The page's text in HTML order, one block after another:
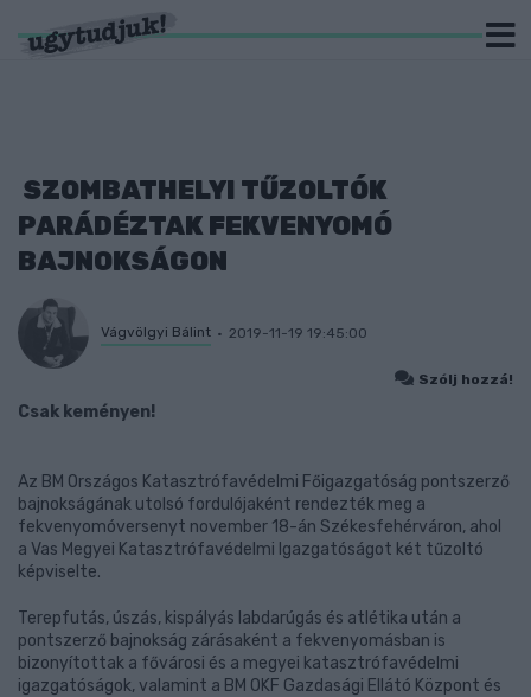
SZOMBATHELYI TŰZOLTÓK
PARÁDÉZTAK FEKVENYOMÓ
BAJNOKSÁGON
Vágvölgyi Bálint 2019-11-19 19:45:00
Szólj hozzá!
Csak keményen!
Az BM Országos Katasztrófavédelmi Főigazgatóság pontszerző
bajnokságának utolsó fordulójaként rendezték meg a
fekvenyomóversenyt november 18-án Székesfehérváron, ahol
a Vas Megyei Katasztrófavédelmi Igazgatóságot két tűzoltó
képviselte.
Terepfutás, úszás, kispályás labdarúgás és atlétika után a
pontszerző bajnokság zárásaként a fekvenyomásban is
bizonyítottak a fővárosi és a megyei katasztrófavédelmi
igazgatóságok, valamint a BM OKF Gazdasági Ellátó Központ és